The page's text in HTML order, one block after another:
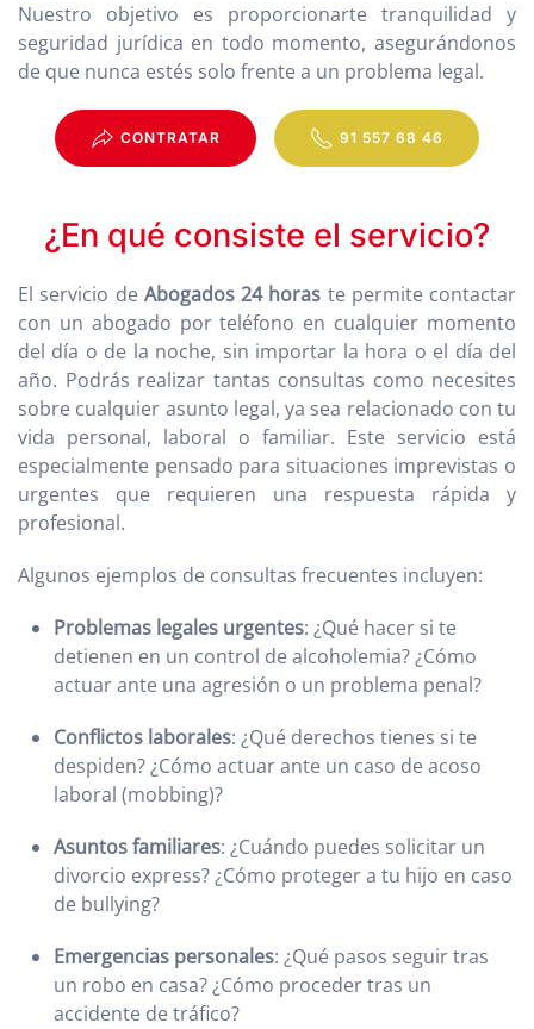
Nuestro objetivo es proporcionarte tranquilidad y
seguridad jurídica en todo momento, asegurándonos
de que nunca estés solo frente a un problema legal.
CONTRATAR 91 557 68 46
¿En qué consiste el servicio?
El servicio de Abogados 24 horas te permite contactar
con un abogado por teléfono en cualquier momento
del día o de la noche, sin importar la hora o el día del
año. Podrás realizar tantas consultas como necesites
sobre cualquier asunto legal, ya sea relacionado con tu
vida personal, laboral o familiar. Este servicio está
especialmente pensado para situaciones imprevistas o
urgentes que requieren una respuesta rápida y
profesional.
Algunos ejemplos de consultas frecuentes incluyen:
Problemas legales urgentes: ¿Qué hacer si te
detienen en un control de alcoholemia? ¿Cómo
actuar ante una agresión o un problema penal?
Conflictos laborales: ¿Qué derechos tienes si te
despiden? ¿Cómo actuar ante un caso de acoso
laboral (mobbing)?
Asuntos familiares: ¿Cuándo puedes solicitar un
divorcio express? ¿Cómo proteger a tu hijo en caso
de bullying?
Emergencias personales: ¿Qué pasos seguir tras
un robo en casa? ¿Cómo proceder tras un
accidente de tráfico?